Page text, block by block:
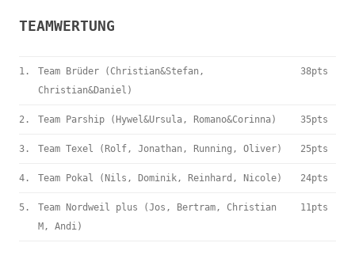
TEAMWERTUNG
1.
Team Brüder (Christian&Stefan,
Christian&Daniel)
38pts
2. Team Parship (Hywel&Ursula, Romano&Corinna) 35pts
3. Team Texel (Rolf, Jonathan, Running, Oliver) 25pts
4. Team Pokal (Nils, Dominik, Reinhard, Nicole) 24pts
5.
Team Nordweil plus (Jos, Bertram, Christian
M, Andi)
11pts